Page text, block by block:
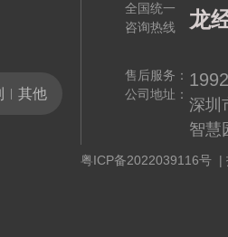
其他
全国统一
咨询热线
售后服务：
公司地址：
龙
深圳
智慧
粤ICP备2022039116号 |